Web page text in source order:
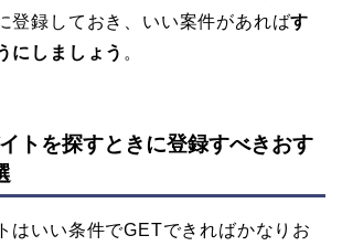
登録しておき、いい案件があればす
にしましょう 。
トを探すときに登録すべきおす
はいい条件でGETできればかなりお